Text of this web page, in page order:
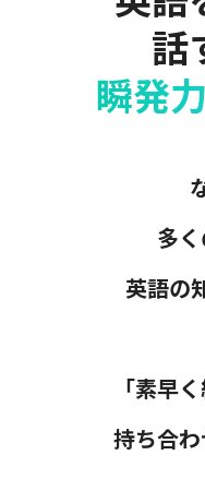
話
瞬発
多く
英語の
「素早
持ち合わ